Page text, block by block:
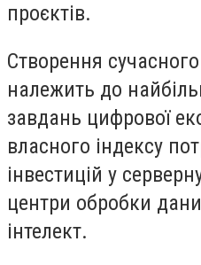
проєктів.
Створення
належить до
завдань цифрової
власного індексу
інвестицій у
центри обробки
інтелект.